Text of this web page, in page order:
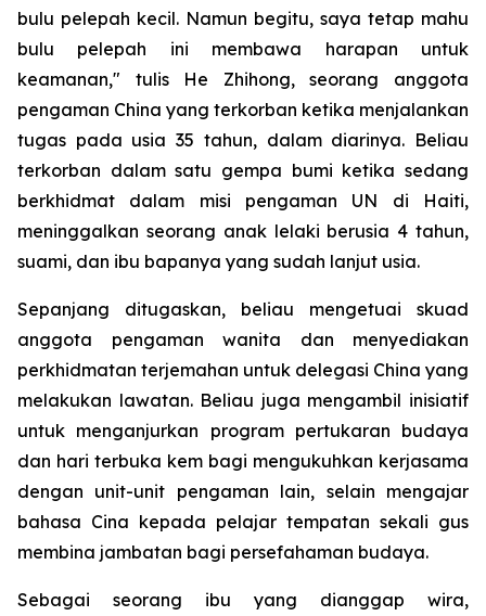
bulu pelepah kecil. Namun begitu, saya tetap mahu
bulu pelepah ini membawa harapan untuk
keamanan," tulis He Zhihong, seorang anggota
pengaman China yang terkorban ketika menjalankan
tugas pada usia 35 tahun, dalam diarinya. Beliau
terkorban dalam satu gempa bumi ketika sedang
berkhidmat dalam misi pengaman UN di Haiti,
meninggalkan seorang anak lelaki berusia 4 tahun,
suami, dan ibu bapanya yang sudah lanjut usia.
Sepanjang ditugaskan, beliau mengetuai skuad
anggota pengaman wanita dan menyediakan
perkhidmatan terjemahan untuk delegasi China yang
melakukan lawatan. Beliau juga mengambil inisiatif
untuk menganjurkan program pertukaran budaya
dan hari terbuka kem bagi mengukuhkan kerjasama
dengan unit-unit pengaman lain, selain mengajar
bahasa Cina kepada pelajar tempatan sekali gus
membina jambatan bagi persefahaman budaya.
Sebagai seorang ibu yang dianggap wira,